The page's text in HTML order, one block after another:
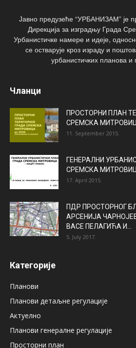
Јавно предузеће “УРБАНИЗАМ” је
Дирекција за изградњу Града
Урбанистичке намере и идеје,
се остварује кроз израду и
урбанистичких планова и
Чланци
ПРОСТОРНИ ПЛАН
СРЕМСКА
11. September 2015.
ГЕНЕРАЛНИ
СРЕМСКА
17. April 2015.
ПДР ПРОСТОРНОГ
АРСЕНИЈА
ВАСЕ ПЕЛАГИЋА И...
5. July 2017.
Категорије
Планови
Планови детаљне регулације
Актуелно
Планови генералне регулације
Просторни план